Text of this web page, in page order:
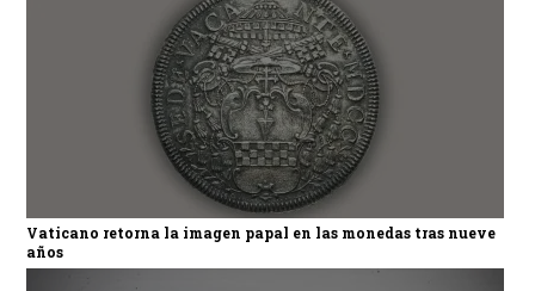
Vaticano retorna la imagen papal en las monedas tras nueve
años